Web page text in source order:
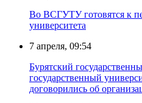
Во ВСГУТУ готовятся к
университета
7 апреля, 09:54
Бурятский
государственный
договорились об